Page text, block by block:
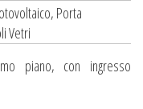
Porta
Vetri
piano, con ingresso